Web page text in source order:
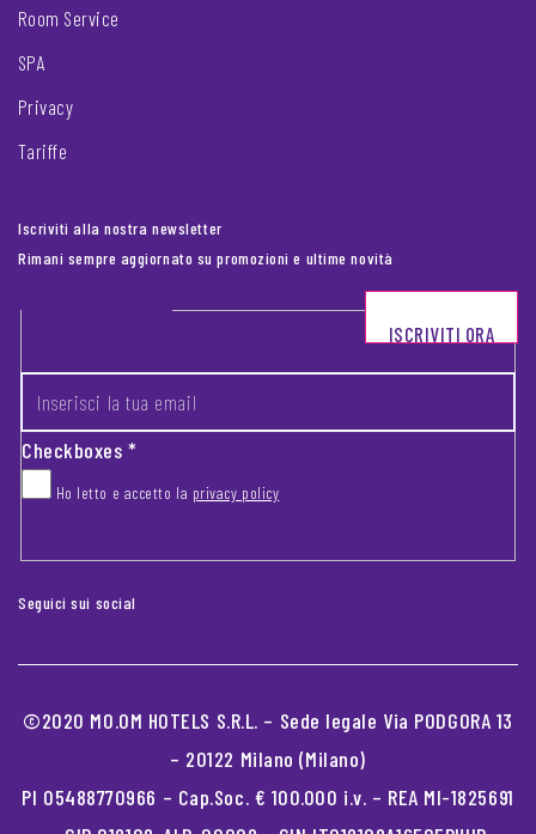
Room Service
SPA
Privacy
Tariffe
Iscriviti alla nostra newsletter
Rimani sempre aggiornato su promozioni e ultime novità
Footer newsletter
Checkboxes*
Ho letto e accetto la privacy policy
ISCRIVITI ORA
Seguici sui social
©2020 MO.OM HOTELS S.R.L. – Sede legale Via PODGORA 13
– 20122 Milano (Milano)
PI 05488770966 – Cap.Soc. € 100.000 i.v. – REA MI-1825691